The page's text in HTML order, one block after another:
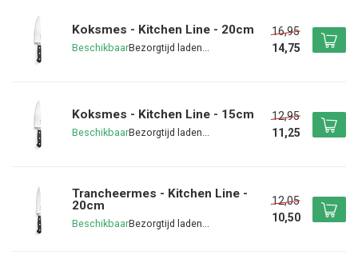
Koksmes - Kitchen Line - 20cm
Beschikbaar
16,95
14,75
Koksmes - Kitchen Line - 15cm
Beschikbaar
12,95
11,25
Trancheermes - Kitchen Line -
20cm
Beschikbaar
12,05
10,50